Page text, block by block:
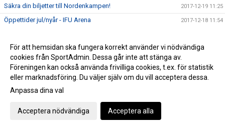
Säkra din biljetter till Nordenkampen! 2017-12-19 11:25
Öppettider jul/nyår - IFU Arena 2017-12-18 11:54
Landslagsuppföljning i Uppsala 2017-12-03 19:35
Unga kastare tävlar!
Köp din UIF-gran 2017-11-27 14:26
Mondo tilldelades priset "Årets genombrott i landslaget"
SM Kvalgränser inomhus 2018 uppdaterade
För att hemsidan ska fungera korrekt använder vi nödvändiga
cookies från SportAdmin. Dessa går inte att stänga av.
Föreningen kan också använda frivilliga cookies, t.ex. för statistik
eller marknadsföring. Du väljer själv om du vill acceptera dessa.
Anpassa dina val
Acceptera nödvändiga Acceptera alla